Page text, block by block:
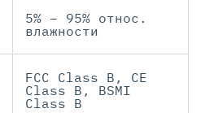
5% – 95% относ.
влажности
FCC Class B, CE
Class B, BSMI
Class B